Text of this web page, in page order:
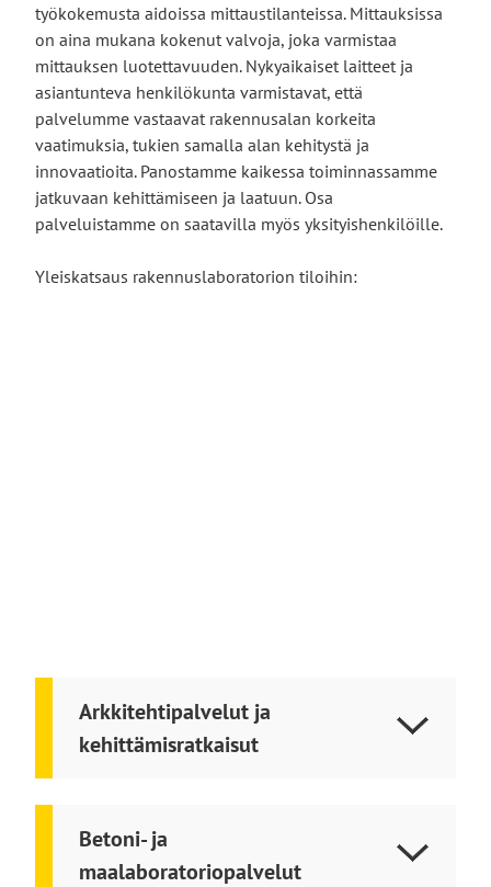
työkokemusta aidoissa mittaustilanteissa. Mittauksissa
on aina mukana kokenut valvoja, joka varmistaa
mittauksen luotettavuuden. Nykyaikaiset laitteet ja
asiantunteva henkilökunta varmistavat, että
palvelumme vastaavat rakennusalan korkeita
vaatimuksia, tukien samalla alan kehitystä ja
innovaatioita. Panostamme kaikessa toiminnassamme
jatkuvaan kehittämiseen ja laatuun. Osa
palveluistamme on saatavilla myös yksityishenkilöille.
Yleiskatsaus rakennuslaboratorion tiloihin:
Arkkitehtipalvelut ja
kehittämisratkaisut
Betoni- ja
maalaboratoriopalvelut